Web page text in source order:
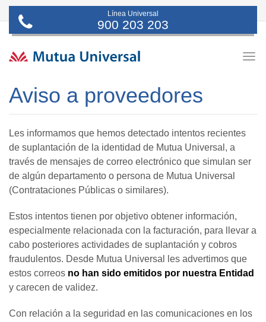
Línea Universal
900 203 203
Aviso a proveedores
Les informamos que hemos detectado intentos recientes
de suplantación de la identidad de Mutua Universal, a
través de mensajes de correo electrónico que simulan ser
de algún departamento o persona de Mutua Universal
(Contrataciones Públicas o similares).
Estos intentos tienen por objetivo obtener información,
especialmente relacionada con la facturación, para llevar a
cabo posteriores actividades de suplantación y cobros
fraudulentos. Desde Mutua Universal les advertimos que
estos correos no han sido emitidos por nuestra Entidad
y carecen de validez.
Con relación a la seguridad en las comunicaciones en los